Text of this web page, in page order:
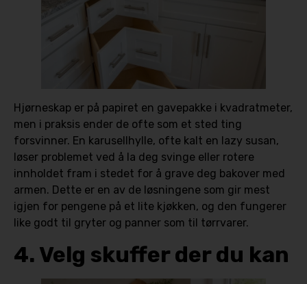
Hjørneskap er på papiret en gavepakke i kvadratmeter,
men i praksis ender de ofte som et sted ting
forsvinner. En karusellhylle, ofte kalt en lazy susan,
løser problemet ved å la deg svinge eller rotere
innholdet fram i stedet for å grave deg bakover med
armen. Dette er en av de løsningene som gir mest
igjen for pengene på et lite kjøkken, og den fungerer
like godt til gryter og panner som til tørrvarer.
4. Velg skuffer der du kan